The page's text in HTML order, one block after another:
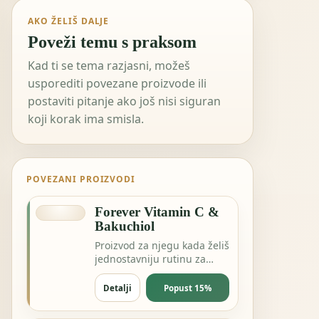
AKO ŽELIŠ DALJE
Poveži temu s praksom
Kad ti se tema razjasni, možeš
usporediti povezane proizvode ili
postaviti pitanje ako još nisi siguran
koji korak ima smisla.
POVEZANI PROIZVODI
Forever Vitamin C &
Bakuchiol
Proizvod za njegu kada želiš
jednostavniju rutinu za
kožu, kosu ili svakodnevnu
svježinu.
Detalji Popust 15%